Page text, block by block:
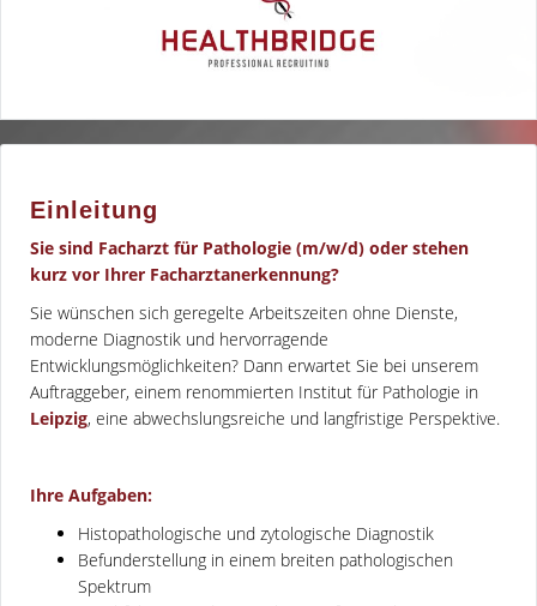
Einleitung
Sie sind Facharzt für Pathologie (m/w/d) oder stehen
kurz vor Ihrer Facharztanerkennung?
Sie wünschen sich geregelte Arbeitszeiten ohne Dienste,
moderne Diagnostik und hervorragende
Entwicklungsmöglichkeiten? Dann erwartet Sie bei unserem
Auftraggeber, einem renommierten Institut für Pathologie in
Leipzig, eine abwechslungsreiche und langfristige Perspektive.
Ihre Aufgaben:
Histopathologische und zytologische Diagnostik
Befunderstellung in einem breiten pathologischen
Spektrum